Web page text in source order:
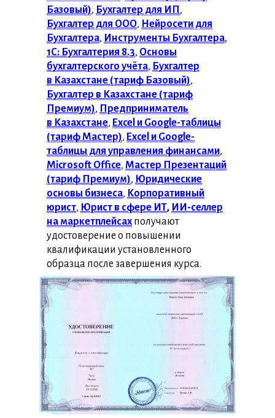
Базовый), Бухгалтер для ИП ,
Бухгалтер для ООО, Нейросети для
Бухгалтера, Инструменты Бухгалтера,
1С: Бухгалтерия 8.3, Основы
бухгалтерского учёта, Бухгалтер
в Казахстане (тариф Базовый),
Бухгалтер в Казахстане (тариф
Премиум), Предприниматель
в Казахстане, Excel и Google-таблицы
(тариф Мастер), Excel и Google-
таблицы для управления финансами,
Microsoft Office, Мастер Презентаций
(тариф Премиум), Юридические
основы бизнеса, Корпоративный
юрист, Юрист в сфере ИТ, ИИ-селлер
на маркетплейсах получают
удостоверение о повышении
квалификации установленного
образца после завершения курса.